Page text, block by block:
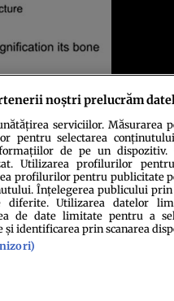
Echipa redacțională ContactSetări
noștri prelucrăm
serviciilor. Măsurarea
pentru selectarea
de pe un
Utilizarea profilurilor
profilurilor pentru publicitate
Înțelegerea publicului
diferite. Utilizarea datelor
de date limitate pentru a
și identificarea prin scanarea